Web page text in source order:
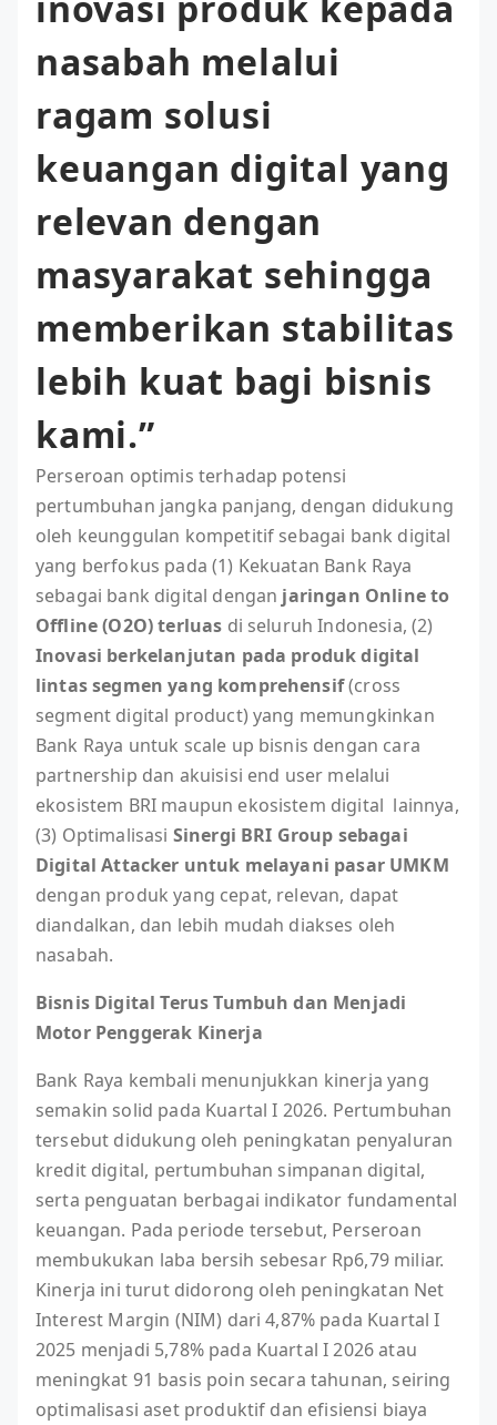
nasabah melalui
ragam solusi
keuangan digital yang
relevan dengan
masyarakat sehingga
memberikan stabilitas
lebih kuat bagi bisnis
kami.”
Perseroan optimis terhadap potensi
pertumbuhan jangka panjang, dengan didukung
oleh keunggulan kompetitif sebagai bank digital
yang berfokus pada (1) Kekuatan Bank Raya
sebagai bank digital dengan jaringan Online to
Offline (O2O) terluas di seluruh Indonesia, (2)
Inovasi berkelanjutan pada produk digital
lintas segmen yang komprehensif(cross
segment digital product) yang memungkinkan
Bank Raya untuk scale up bisnis dengan cara
partnership dan akuisisi end user melalui
ekosistem BRI maupun ekosistem digital lainnya,
(3) Optimalisasi Sinergi BRI Group sebagai
Digital Attacker untuk melayani pasar UMKM
dengan produk yang cepat, relevan, dapat
diandalkan, dan lebih mudah diakses oleh
nasabah.
Bisnis Digital Terus Tumbuh dan Menjadi
Motor Penggerak Kinerja
Bank Raya kembali menunjukkan kinerja yang
semakin solid pada Kuartal I 2026. Pertumbuhan
tersebut didukung oleh peningkatan penyaluran
kredit digital, pertumbuhan simpanan digital,
serta penguatan berbagai indikator fundamental
keuangan. Pada periode tersebut, Perseroan
membukukan laba bersih sebesar Rp6,79 miliar.
Kinerja ini turut didorong oleh peningkatan Net
Interest Margin (NIM) dari 4,87% pada Kuartal I
2025 menjadi 5,78% pada Kuartal I 2026 atau
meningkat 91 basis poin secara tahunan, seiring
optimalisasi aset produktif dan efisiensi biaya